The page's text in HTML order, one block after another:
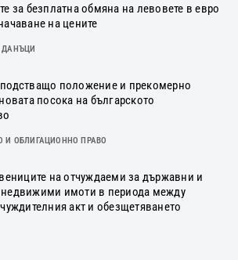
за безплатна обмяна на левовете в евро
на цените
ДАНЪЦИ
положение и прекомерно
посока на българското
И ОБЛИГАЦИОННО ПРАВО
на отчуждаеми за държавни и
имоти в периода между
акт и обезщетяването